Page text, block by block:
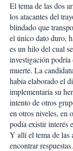
El tema de las dos
los atacantes del
blindado que
el único dato duro,
es un hilo del cual
investigación podría
muerte. La
había elaborado el
implementaría su
intento de otros
en otros niveles, en
podía existir interés
Y allí el tema de las
encontrar respuestas.